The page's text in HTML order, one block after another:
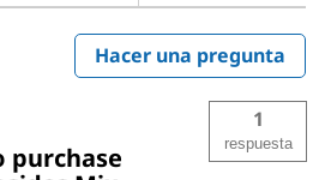
Hacer una pregunta
purchase
1
respuesta